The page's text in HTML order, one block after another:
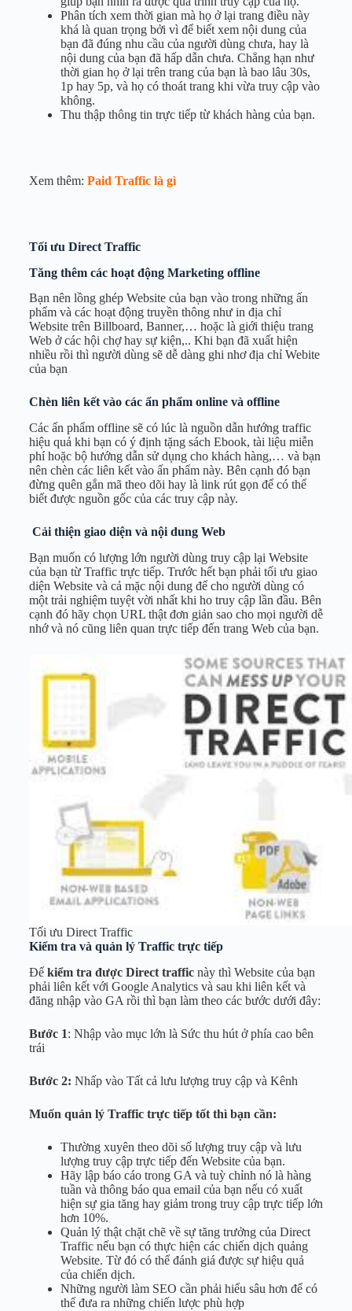
Phân tích xem thời gian mà họ ở lại trang điều này
khá là quan trọng bởi vì để biết xem nội dung của
bạn đã đúng nhu cầu của người dùng chưa, hay là
nội dung của bạn đã hấp dẫn chưa. Chẳng hạn như
thời gian họ ở lại trên trang của bạn là bao lâu 30s,
1p hay 5p, và họ có thoát trang khi vừa truy cập vào
không.
Thu thập thông tin trực tiếp từ khách hàng của bạn.
Xem thêm: Paid Traffic là gì
Tối ưu Direct Traffic
Tăng thêm các hoạt động Marketing offline
Bạn nên lồng ghép Website của bạn vào trong những ấn
phẩm và các hoạt động truyền thông như in địa chỉ
Website trên Billboard, Banner,… hoặc là giới thiệu trang
Web ở các hội chợ hay sự kiện,.. Khi bạn đã xuất hiện
nhiều rồi thì người dùng sẽ dễ dàng ghi nhơ địa chỉ Webite
của bạn
Chèn liên kết vào các ẩn phẩm online và offline
Các ấn phẩm offline sẽ có lúc là nguồn dẫn hướng traffic
hiệu quả khi bạn có ý định tặng sách Ebook, tài liệu miễn
phí hoặc bộ hướng dẫn sử dụng cho khách hàng,… và bạn
nên chèn các liên kết vào ấn phẩm này. Bên cạnh đó bạn
đừng quên gắn mã theo dõi hay là link rút gọn để có thể
biết được nguồn gốc của các truy cập này.
Cải thiện giao diện và nội dung Web
Bạn muốn có lượng lớn người dùng truy cập lại Website
của bạn từ Traffic trực tiếp. Trước hết bạn phải tối ưu giao
diện Website và cả mặc nội dung để cho người dùng có
một trải nghiệm tuyệt vời nhất khi ho truy cập lần đầu. Bên
cạnh đó hãy chọn URL thật đơn giản sao cho mọi người dễ
nhớ và nó cũng liên quan trực tiếp đến trang Web của bạn.
Tối ưu Direct Traffic
Kiểm tra và quản lý Traffic trực tiếp
Đểkiểm tra được Direct trafficnày thì Website của bạn
phải liên kết với Google Analytics và sau khi liên kết và
đăng nhập vào GA rồi thì bạn làm theo các bước dưới đây:
Bước 1: Nhập vào mục lớn là Sức thu hút ở phía cao bên
trái
Bước 2: Nhấp vào Tất cả lưu lượng truy cập và Kênh
Muốn quản lý Traffic trực tiếp tốt thì bạn cần:
Thường xuyên theo dõi số lượng truy cập và lưu
lượng truy cập trực tiếp đến Website của bạn.
Hãy lập báo cáo trong GA và tuỳ chỉnh nó là hàng
tuần và thông báo qua email của bạn nếu có xuất
hiện sự gia tăng hay giảm trong truy cập trực tiếp lớn
hơn 10%.
Quản lý thật chặt chẽ về sự tăng trưởng của Direct
Traffic nếu bạn có thực hiện các chiến dịch quảng
Website. Từ đó có thể đánh giá được sự hiệu quả
của chiến dịch.
Những người làm SEO cần phải hiểu sâu hơn để có
thể đưa ra những chiến lược phù hợp